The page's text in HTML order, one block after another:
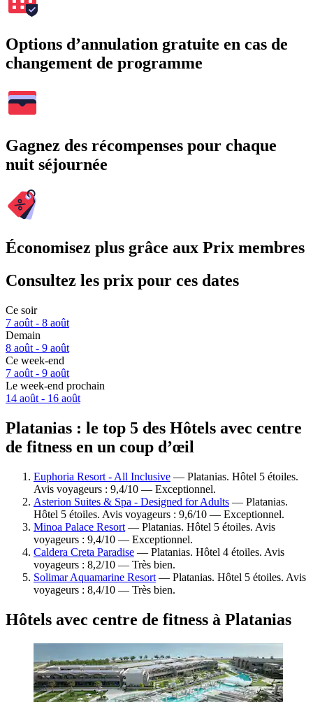
Options d’annulation gratuite en cas de
changement de programme
Gagnez des récompenses pour chaque
nuit séjournée
Économisez plus grâce aux Prix membres
Consultez les prix pour ces dates
Ce soir
7 août - 8 août
Demain
8 août - 9 août
Ce week-end
7 août - 9 août
Le week-end prochain
14 août - 16 août
Platanias : le top 5 des Hôtels avec centre
de fitness en un coup d’œil
Euphoria Resort - All Inclusive — Platanias. Hôtel 5 étoiles.
Avis voyageurs : 9,4/10 — Exceptionnel.
Asterion Suites & Spa - Designed for Adults — Platanias.
Hôtel 5 étoiles. Avis voyageurs : 9,6/10 — Exceptionnel.
Minoa Palace Resort — Platanias. Hôtel 5 étoiles. Avis
voyageurs : 9,4/10 — Exceptionnel.
Caldera Creta Paradise — Platanias. Hôtel 4 étoiles. Avis
voyageurs : 8,2/10 — Très bien.
Solimar Aquamarine Resort — Platanias. Hôtel 5 étoiles. Avis
voyageurs : 8,4/10 — Très bien.
Hôtels avec centre de fitness à Platanias